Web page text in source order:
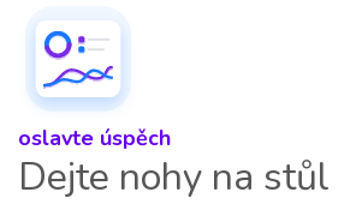
oslavte úspěch
Dejte nohy na stůl